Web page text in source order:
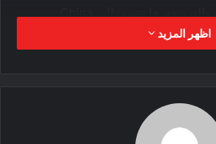
المركبات الكهربائية الجديدة. وتعد
اظهر المزيد